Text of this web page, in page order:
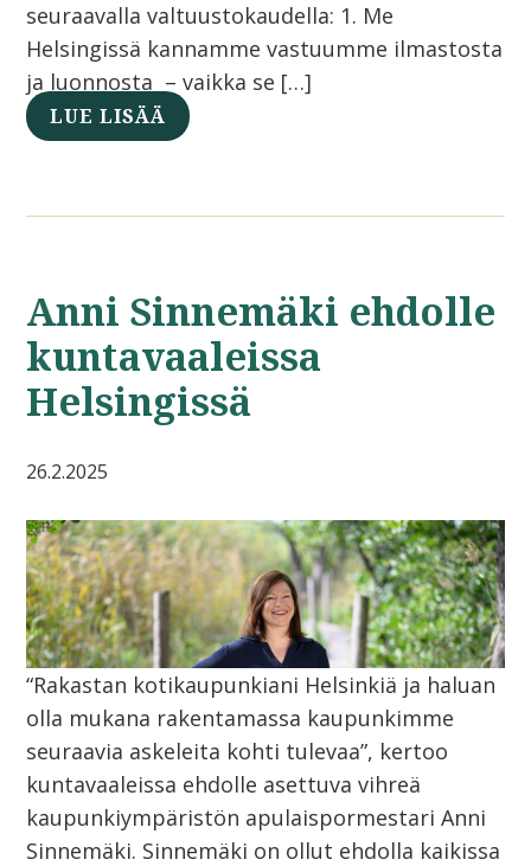
seuraavalla valtuustokaudella: 1. Me
Helsingissä kannamme vastuumme ilmastosta
ja luonnosta – vaikka se […]
LUE LISÄÄ
Anni Sinnemäki ehdolle
kuntavaaleissa
Helsingissä
26.2.2025
“Rakastan kotikaupunkiani Helsinkiä ja haluan
olla mukana rakentamassa kaupunkimme
seuraavia askeleita kohti tulevaa”, kertoo
kuntavaaleissa ehdolle asettuva vihreä
kaupunkiympäristön apulaispormestari Anni
Sinnemäki. Sinnemäki on ollut ehdolla kaikissa